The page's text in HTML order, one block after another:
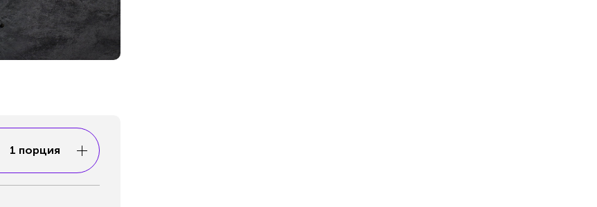
1 порция